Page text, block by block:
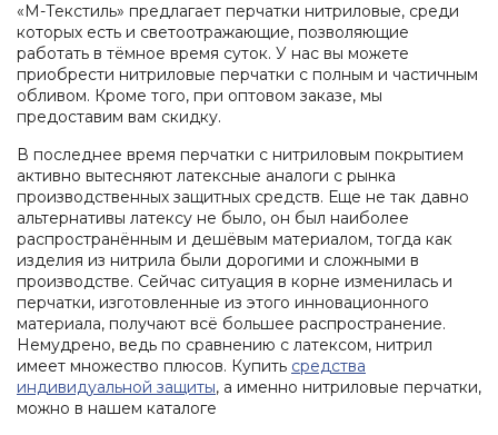
«М-Текстиль» предлагает перчатки нитриловые, среди
которых есть и светоотражающие, позволяющие
работать в тёмное время суток. У нас вы можете
приобрести нитриловые перчатки с полным и частичным
обливом. Кроме того, при оптовом заказе, мы
предоставим вам скидку.
В последнее время перчатки с нитриловым покрытием
активно вытесняют латексные аналоги с рынка
производственных защитных средств. Еще не так давно
альтернативы латексу не было, он был наиболее
распространённым и дешёвым материалом, тогда как
изделия из нитрила были дорогими и сложными в
производстве. Сейчас ситуация в корне изменилась и
перчатки, изготовленные из этого инновационного
материала, получают всё большее распространение.
Немудрено, ведь по сравнению с латексом, нитрил
имеет множество плюсов. Купить средства
индивидуальной защиты, а именно нитриловые перчатки,
можно в нашем каталоге